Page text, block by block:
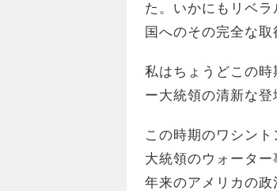
た。いかにもリベ
国へのその完全な
私はちょうどこの
ー大統領の清新な登
この時期のワシン
大統領のウォータ
年来のアメリカの政